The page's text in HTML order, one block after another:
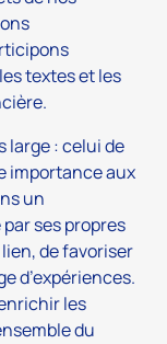
textes et les
large : celui de
importance aux
un
ses propres
de favoriser
d’expériences.
les
du